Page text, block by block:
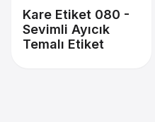
Kare Etiket 080 -
Sevimli Ayıcık
Temalı Etiket